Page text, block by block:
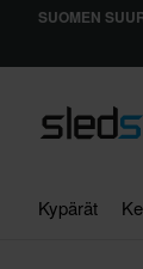
SUOMEN
Kypärät